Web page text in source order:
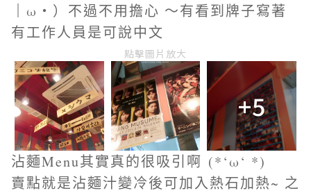
ω・） 不過不用擔心 ～有看到牌子寫著
有工作人員是可說中文
點擊圖片放大
+5
沾麵Menu其實真的很吸引啊 (*‘ω‘ *)
賣點就是沾麵汁變冷後可加入熱石加熱~ 之